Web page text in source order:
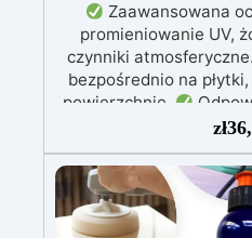
Zaawansowana
promieniowanie UV,
czynniki
bezpośrednio na
powierzchnie.
intensywnie
formuła, idealna do
najwyższej trwałości.
personalizowane
kolorystyce RAL lub
zł